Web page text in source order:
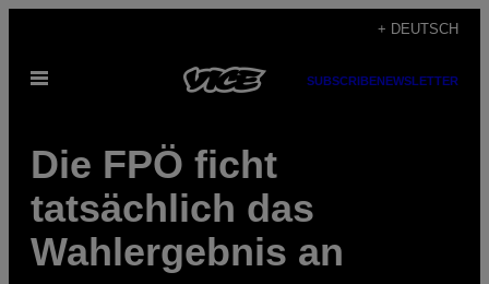
content
+ DEUTSCH
Open
SUBSCRIBENEWSLETTER
Die FPÖ ficht
tatsächlich das
Wahlergebnis an